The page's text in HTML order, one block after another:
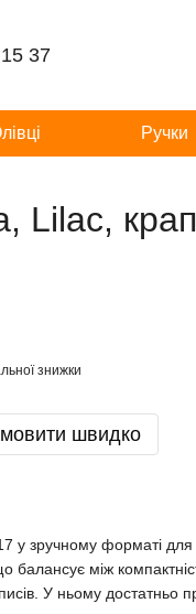
37
Ручки
Lilac,
знижки
швидко
у зручному форматі
між
У ньому достатньо